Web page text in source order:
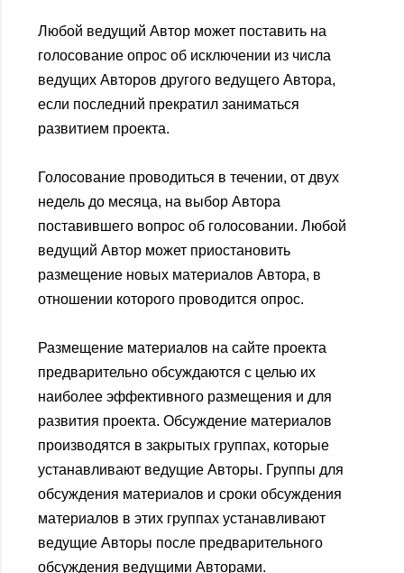
Любой ведущий Автор может поставить на
голосование опрос об исключении из числа
ведущих Авторов другого ведущего Автора,
если последний прекратил заниматься
развитием проекта.
Голосование проводиться в течении, от двух
недель до месяца, на выбор Автора
поставившего вопрос об голосовании. Любой
ведущий Автор может приостановить
размещение новых материалов Автора, в
отношении которого проводится опрос.
Размещение материалов на сайте проекта
предварительно обсуждаются с целью их
наиболее эффективного размещения и для
развития проекта. Обсуждение материалов
производятся в закрытых группах, которые
устанавливают ведущие Авторы. Группы для
обсуждения материалов и сроки обсуждения
материалов в этих группах устанавливают
ведущие Авторы после предварительного
обсуждения ведущими Авторами.